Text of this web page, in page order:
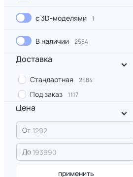
с 3D-моделями 1
В наличии 2584
Доставка
Стандартная 2584
Под заказ 1117
Цена
От
До
применить